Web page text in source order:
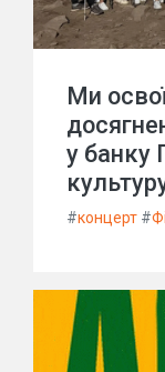
Ми
у банку
#концерт #